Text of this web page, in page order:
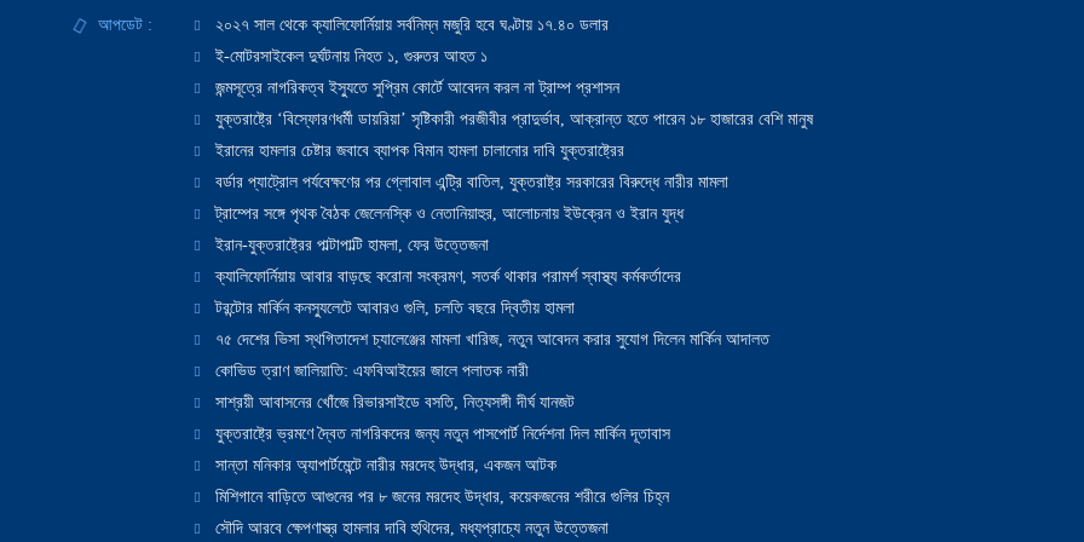
আপডেট :
২০২৭ সাল থেকে ক্যালিফোর্নিয়ায় সর্বনিম্ন মজুরি হবে ঘণ্টায় ১৭.৪০ ডলার
ই-মোটরসাইকেল দুর্ঘটনায় নিহত ১, গুরুতর আহত ১
জন্মসূত্রে নাগরিকত্ব ইস্যুতে সুপ্রিম কোর্টে আবেদন করল না ট্রাম্প প্রশাসন
যুক্তরাষ্ট্রে ‘বিস্ফোরণধর্মী ডায়রিয়া’ সৃষ্টিকারী পরজীবীর প্রাদুর্ভাব, আক্রান্ত হতে পারেন ১৮ হাজারের বেশি মানুষ
ইরানের হামলার চেষ্টার জবাবে ব্যাপক বিমান হামলা চালানোর দাবি যুক্তরাষ্ট্রের
বর্ডার প্যাট্রোল পর্যবেক্ষণের পর গ্লোবাল এন্ট্রি বাতিল, যুক্তরাষ্ট্র সরকারের বিরুদ্ধে নারীর মামলা
ট্রাম্পের সঙ্গে পৃথক বৈঠক জেলেনস্কি ও নেতানিয়াহুর, আলোচনায় ইউক্রেন ও ইরান যুদ্ধ
ইরান-যুক্তরাষ্ট্রের পাল্টাপাল্টি হামলা, ফের উত্তেজনা
ক্যালিফোর্নিয়ায় আবার বাড়ছে করোনা সংক্রমণ, সতর্ক থাকার পরামর্শ স্বাস্থ্য কর্মকর্তাদের
টরন্টোর মার্কিন কনস্যুলেটে আবারও গুলি, চলতি বছরে দ্বিতীয় হামলা
৭৫ দেশের ভিসা স্থগিতাদেশ চ্যালেঞ্জের মামলা খারিজ, নতুন আবেদন করার সুযোগ দিলেন মার্কিন আদালত
কোভিড ত্রাণ জালিয়াতি: এফবিআইয়ের জালে পলাতক নারী
সাশ্রয়ী আবাসনের খোঁজে রিভারসাইডে বসতি, নিত্যসঙ্গী দীর্ঘ যানজট
যুক্তরাষ্ট্রে ভ্রমণে দ্বৈত নাগরিকদের জন্য নতুন পাসপোর্ট নির্দেশনা দিল মার্কিন দূতাবাস
সান্তা মনিকার অ্যাপার্টমেন্টে নারীর মরদেহ উদ্ধার, একজন আটক
মিশিগানে বাড়িতে আগুনের পর ৮ জনের মরদেহ উদ্ধার, কয়েকজনের শরীরে গুলির চিহ্ন
সৌদি আরবে ক্ষেপণাস্ত্র হামলার দাবি হুথিদের, মধ্যপ্রাচ্যে নতুন উত্তেজনা